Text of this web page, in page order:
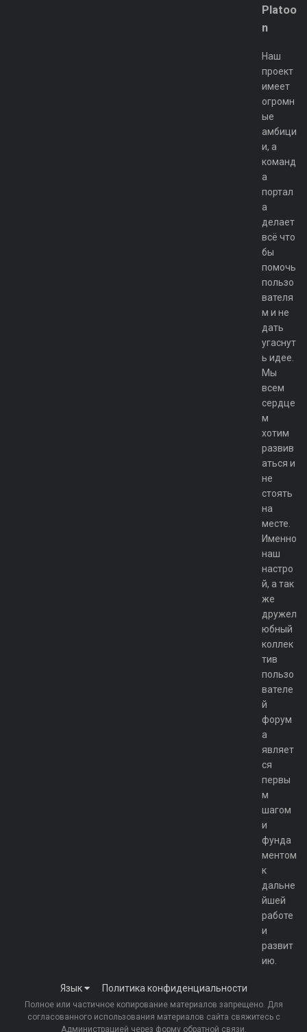
Platoo
n
Наш
проект
имеет
огромн
ые
амбици
и, а
команд
а
портал
а
делает
всё что
бы
помочь
пользо
вателя
м и не
дать
угаснут
ь идее.
Мы
всем
сердце
м
хотим
развив
аться и
не
стоять
на
месте.
Именно
наш
настро
й, а так
же
дружел
юбный
коллек
тив
пользо
вателе
й
форум
а
являет
ся
первы
м
шагом
и
фунда
ментом
к
дальне
йшей
работе
и
развит
ию.
Язык Политика конфиденциальности
Полное или частичное копирование материалов запрещено. Для
согласованного использования материалов сайта свяжитесь с
Администрацией через форму обратной связи.